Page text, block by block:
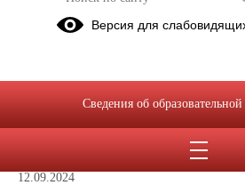
Материально-
центра "Точка роста"
Материально-техническая
12.09.2024
Версия для
Сведения об